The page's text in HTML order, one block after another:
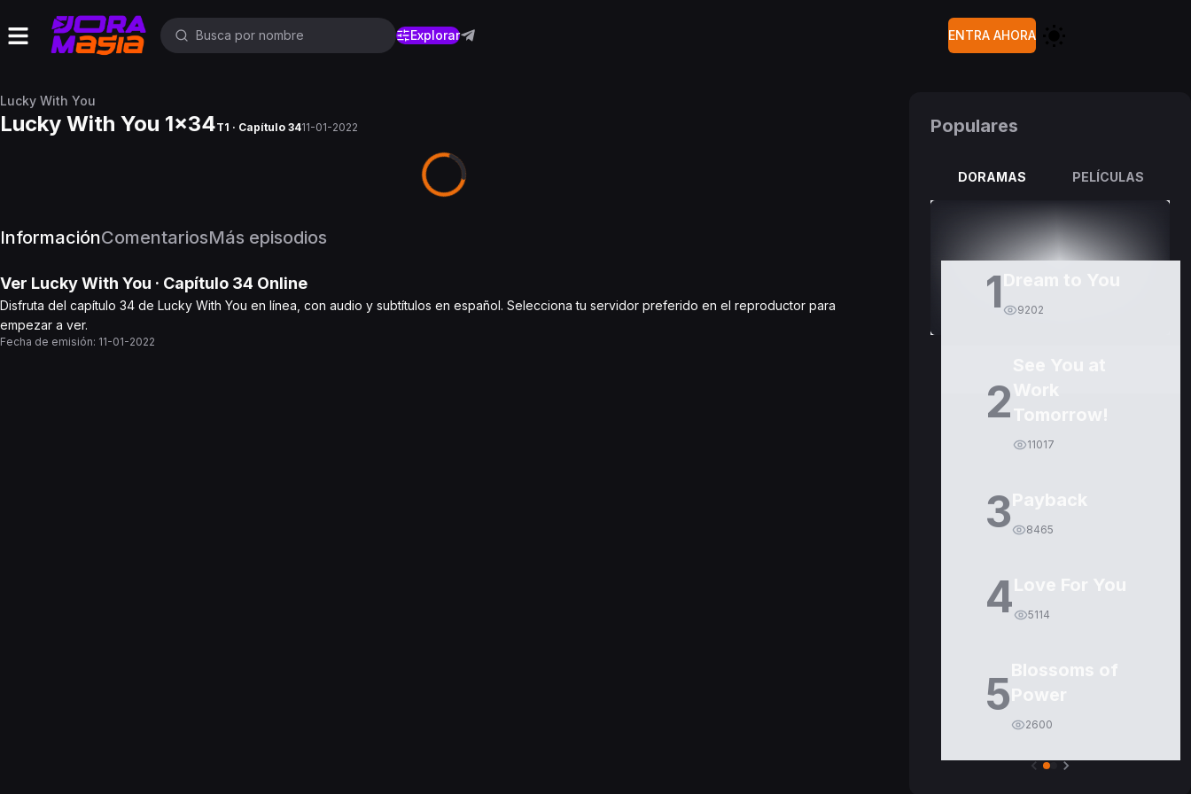
Explorar ENTRA AHORA
Lucky With You
Lucky With You 1x34T1 · Capítulo 3411-01-2022
InformaciónComentariosMás episodios
Ver Lucky With You · Capítulo 34 Online
Disfruta del capítulo 34 de Lucky With You en línea, con audio y subtítulos en español. Selecciona tu servidor preferido en el reproductor para
empezar a ver.
Fecha de emisión: 11-01-2022
Populares
DORAMAS PELÍCULAS
1 9202
2
11017
3 8465
4 5114
5
2600